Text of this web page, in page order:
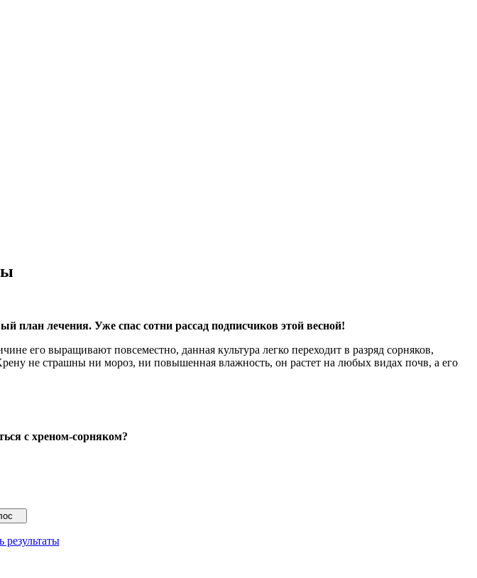
план лечения. Уже спас сотни рассад подписчиков этой весной!
его выращивают повсеместно, данная культура легко переходит в разряд сорняков,
не страшны ни мороз, ни повышенная влажность, он растет на любых видах почв, а его
с хреном-сорняком?
результаты